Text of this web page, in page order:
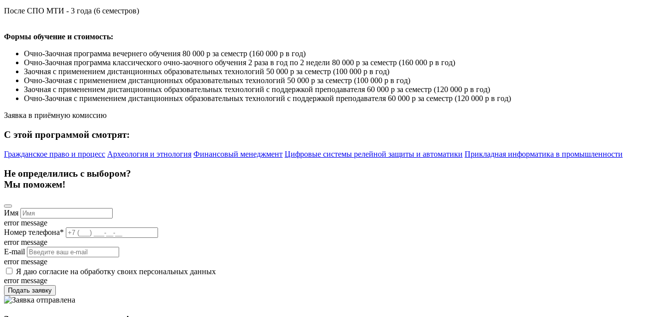
После СПО МТИ - 3 года (6 семестров)
Формы обучение и стоимость:
Очно-Заочная программа вечернего обучения 80 000 р за семестр (160 000 р в год)
Очно-Заочная программа классического очно-заочного обучения 2 раза в год по 2 недели 80 000 р за семестр (160 000 р в год)
Заочная с применением дистанционных образовательных технологий 50 000 р за семестр (100 000 р в год)
Очно-Заочная с применением дистанционных образовательных технологий 50 000 р за семестр (100 000 р в год)
Заочная с применением дистанционных образовательных технологий с поддержкой преподавателя 60 000 р за семестр (120 000 р в год)
Очно-Заочная с применением дистанционных образовательных технологий с поддержкой преподавателя 60 000 р за семестр (120 000 р в год)
Заявка в приёмную комиссию
С этой программой смотрят:
Гражданское право и процесс Археология и этнология Финансовый менеджмент Цифровые системы релейной защиты и автоматики Прикладная информатика в промышленности
Не определились с выбором?
Мы поможем!
Имя
error message
Номер телефона*
error message
E-mail
error message
Я даю согласие на обработку своих персональных данных
error message
Подать заявку